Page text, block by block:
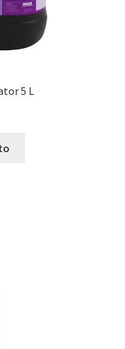
5 L